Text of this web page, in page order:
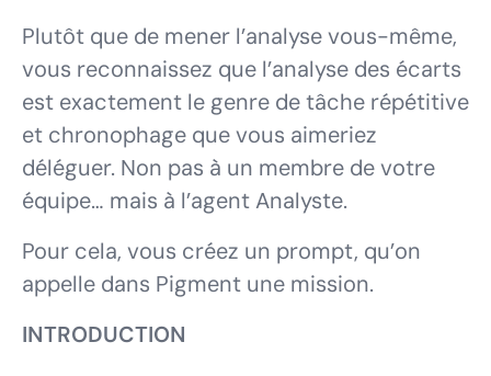
Plutôt que de mener l’analyse vous-même,
vous reconnaissez que l’analyse des écarts
est exactement le genre de tâche répétitive
et chronophage que vous aimeriez
déléguer. Non pas à un membre de votre
équipe… mais à l’agent Analyste.
Pour cela, vous créez un prompt, qu’on
appelle dans Pigment une mission.
INTRODUCTION